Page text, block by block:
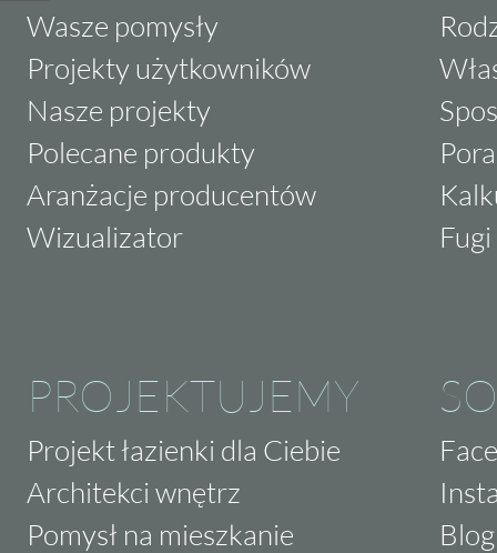
Wasze pomysły
Projekty użytkowników
Nasze projekty
Polecane produkty
Aranżacje producentów
Wizualizator
PROJEKTUJEMY
Projekt łazienki dla Ciebie
Architekci wnętrz
Pomysł na mieszkanie
Blog